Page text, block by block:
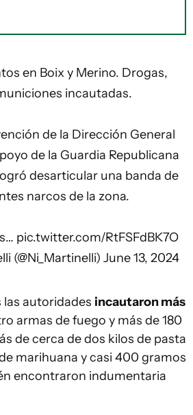
en Boix y Merino. Drogas,
incautadas.
de la Dirección General
de la Guardia Republicana
desarticular una banda de
narcos de la zona.
pic.twitter.com/RtFSFdBK7O
(@Ni_Martinelli) June 13, 2024
las autoridades incautaron más
armas de fuego y más de 180
de cerca de dos kilos de pasta
marihuana y casi 400 gramos
encontraron indumentaria